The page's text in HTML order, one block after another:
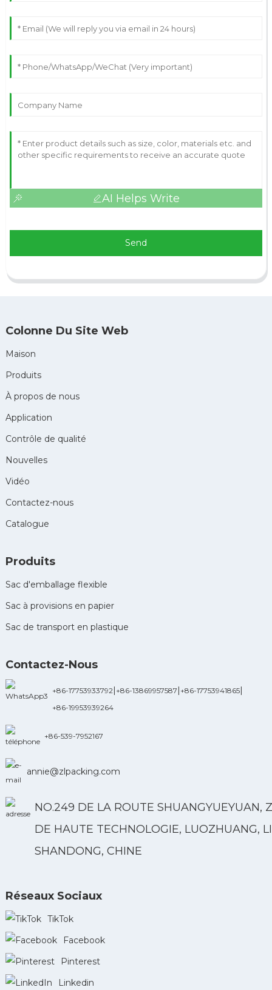
AI Helps Write
Send
Colonne Du Site Web
Maison
Produits
À propos de nous
Application
Contrôle de qualité
Nouvelles
Vidéo
Contactez-nous
Catalogue
Produits
Sac d'emballage flexible
Sac à provisions en papier
Sac de transport en plastique
Contactez-Nous
+86-17753933792| +86-13869957587 | +86-17753941865|
+86-19953939264
+86-539-7952167
annie@zlpacking.com
NO.249 DE LA ROUTE SHUANGYUEYUAN,
DE HAUTE TECHNOLOGIE, LUOZHUANG,
SHANDONG, CHINE
Réseaux Sociaux
TikTok
Facebook
Pinterest
Linkedin